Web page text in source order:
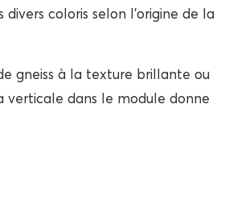
coloris selon l’origine de la
gneiss à la texture brillante ou
verticale dans le module donne